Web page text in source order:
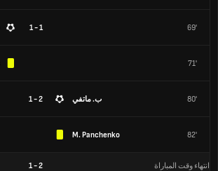
69'
1 - 1
71'
80' ب. ماتفي 2 - 1
82'
M. Panchenko
انتهاء وقت المباراة 2
-
1